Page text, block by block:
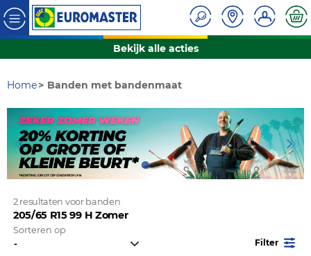
Bekijk alle acties
Home Banden met bandenmaat
2 resultaten voor banden
205/65 R15 99 H Zomer
Sorteren op
Filter